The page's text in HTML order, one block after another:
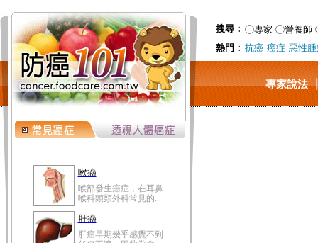
搜尋： 專家
營養師
熱門： 抗癌 癌症 惡性
專家說法
喉癌
喉部發生癌症，在耳鼻
喉科頭頸外科常見的...
肝癌
肝癌早期幾乎感覺不到